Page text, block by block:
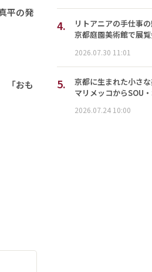
平の発
「おも
4.
リトアニアの手仕事
京都庭園美術館で展
2026.07.30 11:01
5.
京都に生まれた小さ
マリメッコからSOU
2026.07.24 10:00